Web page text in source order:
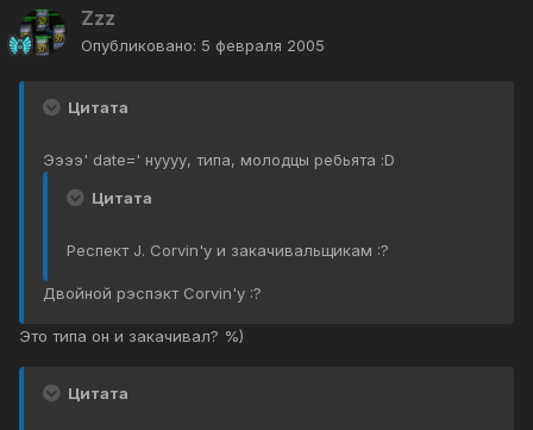
Zzz
Опубликовано: 5 февраля 2005
Цитата
Ээээ' date=' нуууу, типа, молодцы ребьята :D
Цитата
Респект J. Corvin'у и закачивальщикам :?
Двойной рэспэкт Corvin'у :?
Это типа он и закачивал? %)
Цитата